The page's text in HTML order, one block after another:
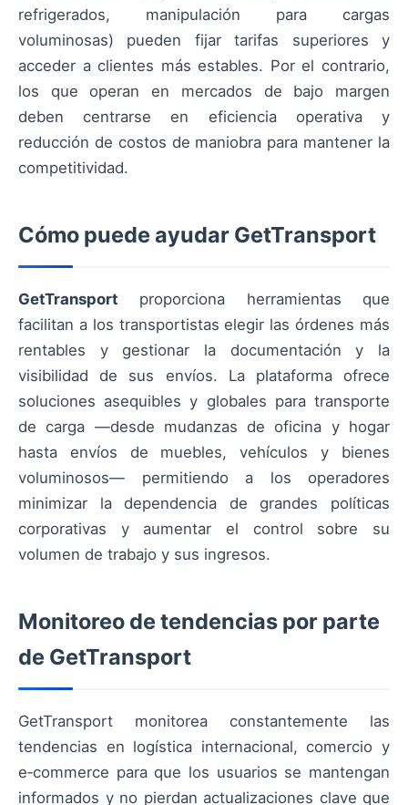
refrigerados, manipulación para cargas
voluminosas) pueden fijar tarifas superiores y
acceder a clientes más estables. Por el contrario,
los que operan en mercados de bajo margen
deben centrarse en eficiencia operativa y
reducción de costos de maniobra para mantener la
competitividad.
Cómo puede ayudar GetTransport
GetTransport proporciona herramientas que
facilitan a los transportistas elegir las órdenes más
rentables y gestionar la documentación y la
visibilidad de sus envíos. La plataforma ofrece
soluciones asequibles y globales para transporte
de carga —desde mudanzas de oficina y hogar
hasta envíos de muebles, vehículos y bienes
voluminosos— permitiendo a los operadores
minimizar la dependencia de grandes políticas
corporativas y aumentar el control sobre su
volumen de trabajo y sus ingresos.
Monitoreo de tendencias por parte
de GetTransport
GetTransport monitorea constantemente las
tendencias en logística internacional, comercio y
e‑commerce para que los usuarios se mantengan
informados y no pierdan actualizaciones clave que